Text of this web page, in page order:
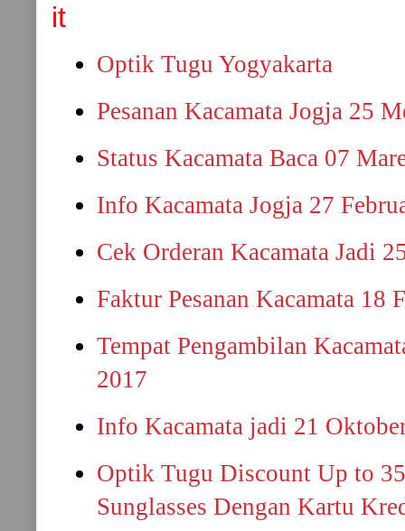
it
Optik Tugu Yogyakarta
Pesanan Kacamata Jogja 25
Status Kacamata Baca 07
Info Kacamata Jogja 27
Cek Orderan Kacamata Jadi
Faktur Pesanan Kacamata 18
Tempat Pengambilan
2017
Info Kacamata jadi 21
Optik Tugu Discount Up to
Sunglasses Dengan Kartu